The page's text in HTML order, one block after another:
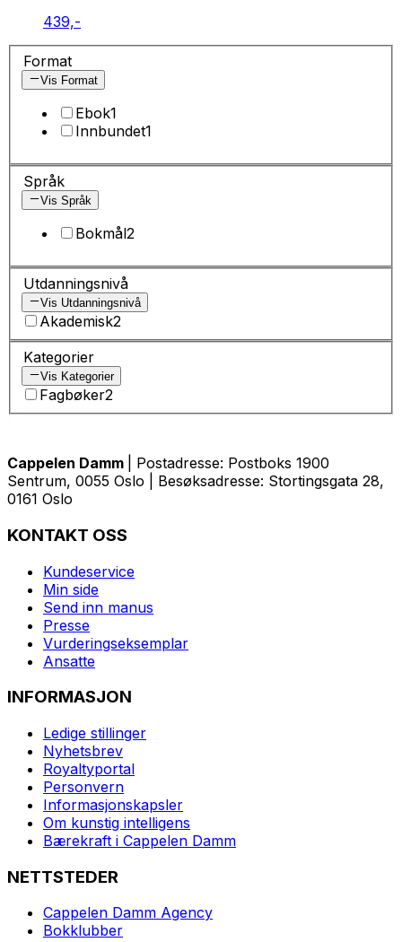
439,-
Format
Vis Format
Ebok1
Innbundet1
Språk
Vis Språk
Bokmål2
Utdanningsnivå
Vis Utdanningsnivå
Akademisk2
Kategorier
Vis Kategorier
Fagbøker2
Cappelen Damm
| Postadresse: Postboks 1900
Sentrum, 0055 Oslo | Besøksadresse: Stortingsgata 28,
0161 Oslo
KONTAKT OSS
Kundeservice
Min side
Send inn manus
Presse
Vurderingseksemplar
Ansatte
INFORMASJON
Ledige stillinger
Nyhetsbrev
Royaltyportal
Personvern
Informasjonskapsler
Om kunstig intelligens
Bærekraft i Cappelen Damm
NETTSTEDER
Cappelen Damm Agency
Bokklubber